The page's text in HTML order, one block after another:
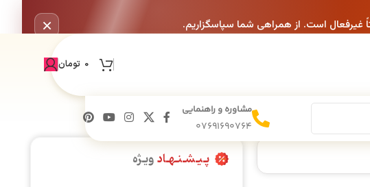
غیرفعال است. از همراهی شما سپاسگزاریم. ×
0 تومان
مشاوره و راهنمایی
07691690764
پـیـشـنـهـادویـژه